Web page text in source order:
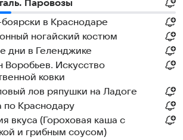
Паровозы
в Краснодаре
ногайский костюм
дни в Геленджике
Воробьев. Искусство
ковки
лов ряпушки на Ладоге
по Краснодару
вкуса (Гороховая каша с
и грибным соусом)